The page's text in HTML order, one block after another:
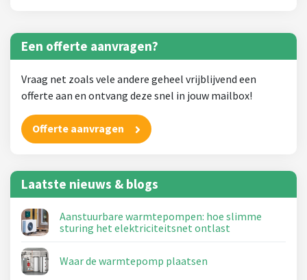
Een offerte aanvragen?
Vraag net zoals vele andere geheel vrijblijvend een
offerte aan en ontvang deze snel in jouw mailbox!
Offerte aanvragen
Laatste nieuws & blogs
Aanstuurbare warmtepompen: hoe slimme
sturing het elektriciteitsnet ontlast
Waar de warmtepomp plaatsen